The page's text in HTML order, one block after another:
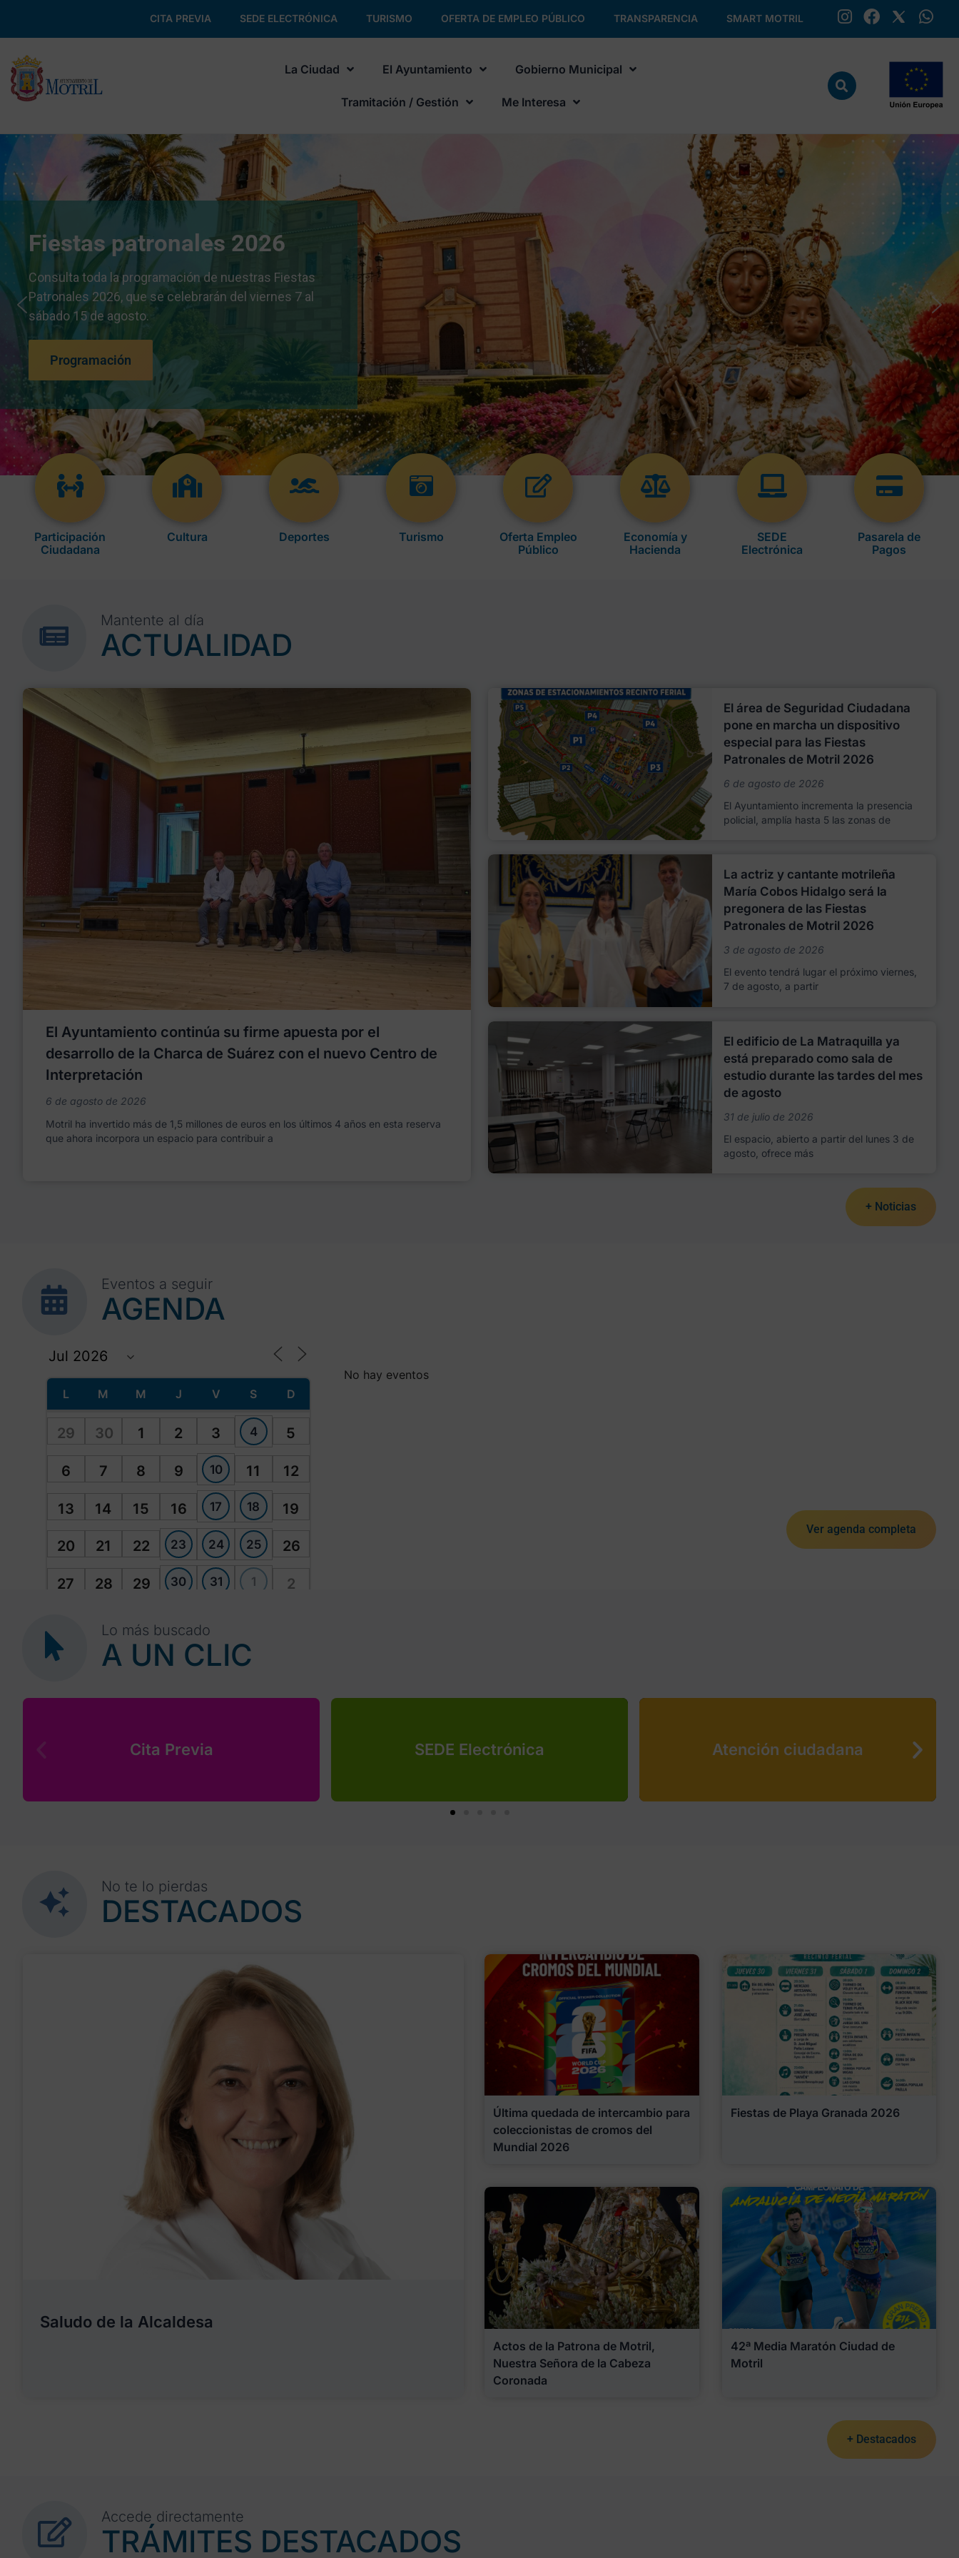
CITA PREVIA SEDE ELECTRÓNICA TURISMO OFERTA DE EMPLEO PÚBLICO TRANSPARENCIA SMART MOTRIL
La Ciudad El Ayuntamiento Gobierno Municipal
Tramitación / Gestión Me Interesa
Fiestas patronales 2026
Consulta toda la programación de nuestras Fiestas
Patronales 2026, que se celebrarán del viernes 7 al
sábado 15 de agosto.
Programación
Participación
Ciudadana
Cultura Deportes Turismo
Oferta Empleo
Público
Economía y
Hacienda
SEDE
Electrónica
Pasarela de
Pagos
Mantente al día
ACTUALIDAD
El Ayuntamiento continúa su firme apuesta por el
desarrollo de la Charca de Suárez con el nuevo Centro de
Interpretación
6 de agosto de 2026
Motril ha invertido más de 1,5 millones de euros en los últimos 4 años en esta reserva
que ahora incorpora un espacio para contribuir a
El área de Seguridad Ciudadana
pone en marcha un dispositivo
especial para las Fiestas
Patronales de Motril 2026
6 de agosto de 2026
El Ayuntamiento incrementa la presencia
policial, amplía hasta 5 las zonas de
La actriz y cantante motrileña
María Cobos Hidalgo será la
pregonera de las Fiestas
Patronales de Motril 2026
3 de agosto de 2026
El evento tendrá lugar el próximo viernes,
7 de agosto, a partir
El edificio de La Matraquilla ya
está preparado como sala de
estudio durante las tardes del mes
de agosto
31 de julio de 2026
El espacio, abierto a partir del lunes 3 de
agosto, ofrece más
+ Noticias
Eventos a seguir
AGENDA
L M M J V S D
29 30 1 2 3 4 5
6 7 8 9 10 11 12
13 14 15 16 17 18 19
20 21 22 23 24 25 26
27 28 29 30 31 1 2
No hay eventos
Ver agenda completa
Lo más buscado
A UN CLIC
Cita Previa SEDE Electrónica Atención ciudadana
No te lo pierdas
DESTACADOS
Saludo de la Alcaldesa
Última quedada de intercambio para
coleccionistas de cromos del
Mundial 2026
Fiestas de Playa Granada 2026
Actos de la Patrona de Motril,
Nuestra Señora de la Cabeza
Coronada
42ª Media Maratón Ciudad de
Motril
+ Destacados
Accede directamente
TRÁMITES DESTACADOS